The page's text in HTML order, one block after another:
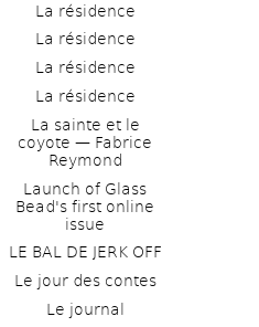
La résidence
La résidence
La résidence
La résidence
La sainte et le
coyote — Fabrice
Reymond
Launch of Glass
Bead's first online
issue
LE BAL DE JERK OFF
Le jour des contes
Le journal